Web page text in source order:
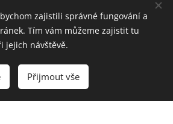
zajistili správné fungování a
Tím vám můžeme zajistit tu
jejich návštěvě.
Přijmout vše